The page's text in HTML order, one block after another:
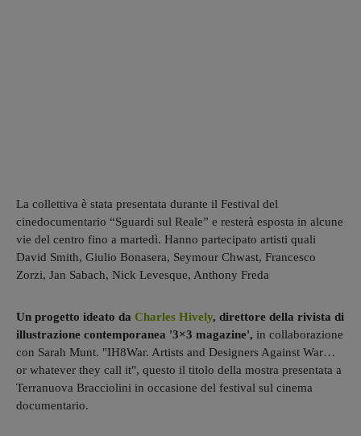
La collettiva è stata presentata durante il Festival del
cinedocumentario “Sguardi sul Reale” e resterà esposta in alcune
vie del centro fino a martedì. Hanno partecipato artisti quali
David Smith, Giulio Bonasera, Seymour Chwast, Francesco
Zorzi, Jan Sabach, Nick Levesque, Anthony Freda
Un progetto ideato da Charles Hively, direttore della rivista di
illustrazione contemporanea '3×3 magazine', in collaborazione
con Sarah Munt. "IH8War. Artists and Designers Against War…
or whatever they call it", questo il titolo della mostra presentata a
Terranuova Bracciolini in occasione del festival sul cinema
documentario.